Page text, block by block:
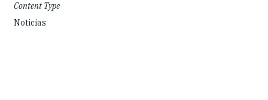
Content Type
Noticias